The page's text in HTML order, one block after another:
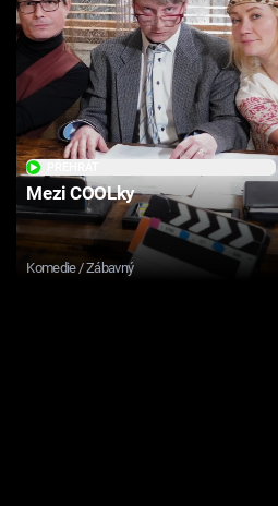
Mezi COOLky
Komedie / Zábavný